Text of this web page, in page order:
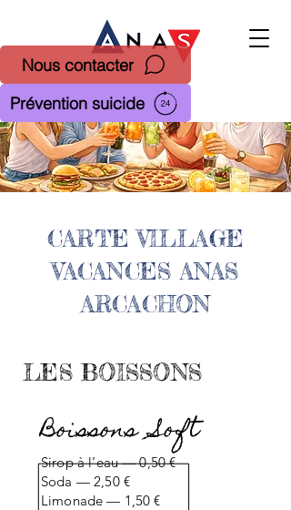
Prévention suicide
Nous contacter
CARTE VILLAGE
VACANCES ANAS
ARCACHON
LES BOISSONS
Boissons Soft
Sirop à l’eau — 0,50 €
Soda — 2,50 €
Limonade — 1,50 €